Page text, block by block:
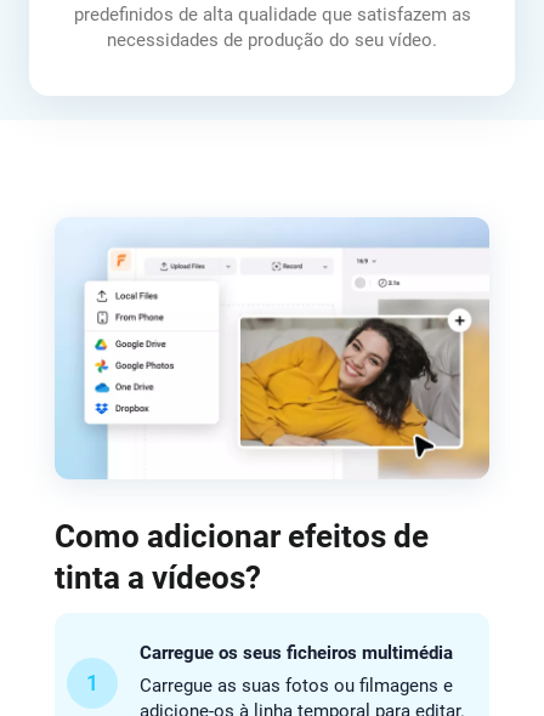
predefinidos de alta qualidade que satisfazem as
necessidades de produção do seu vídeo.
Como adicionar efeitos de
tinta a vídeos?
1
Carregue os seus ficheiros multimédia
Carregue as suas fotos ou filmagens e
adicione-os à linha temporal para editar.